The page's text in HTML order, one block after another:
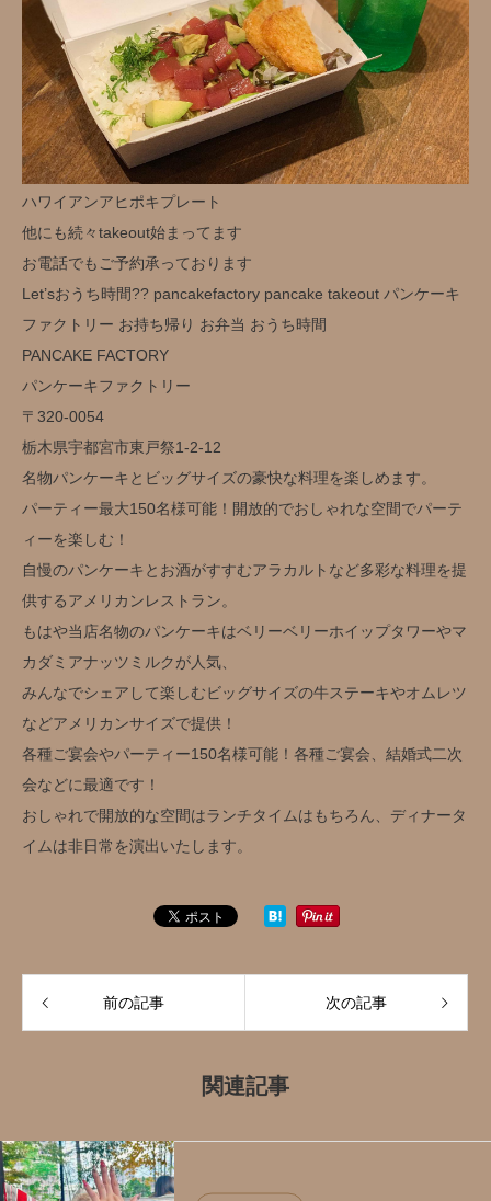
ハワイアンアヒポキプレート
他にも続々takeout始まってます
お電話でもご予約承っております
Let’sおうち時間?? pancakefactory pancake takeout パンケーキ
ファクトリー お持ち帰り お弁当 おうち時間
PANCAKE FACTORY
パンケーキファクトリー
〒320-0054
栃木県宇都宮市東戸祭1-2-12
名物パンケーキとビッグサイズの豪快な料理を楽しめます。
パーティー最大150名様可能！開放的でおしゃれな空間でパーテ
ィーを楽しむ！
自慢のパンケーキとお酒がすすむアラカルトなど多彩な料理を提
供するアメリカンレストラン。
もはや当店名物のパンケーキはベリーベリーホイップタワーやマ
カダミアナッツミルクが人気、
みんなでシェアして楽しむビッグサイズの牛ステーキやオムレツ
などアメリカンサイズで提供！
各種ご宴会やパーティー150名様可能！各種ご宴会、結婚式二次
会などに最適です！
おしゃれで開放的な空間はランチタイムはもちろん、ディナータ
イムは非日常を演出いたします。
前の記事 次の記事
関連記事